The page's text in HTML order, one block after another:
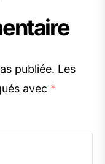
publiée. Les
avec *